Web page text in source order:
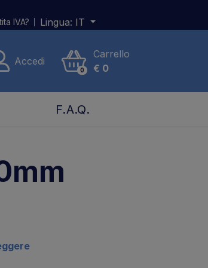
IVA? Lingua: IT
Accedi
0
Carrello
€ 0
F.A.Q.